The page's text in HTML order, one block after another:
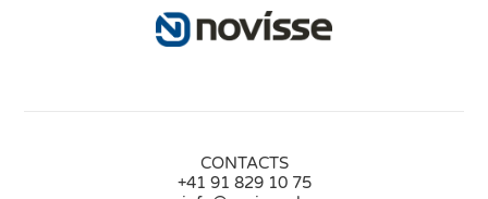
CONTACTS
+41 91 829 10 75